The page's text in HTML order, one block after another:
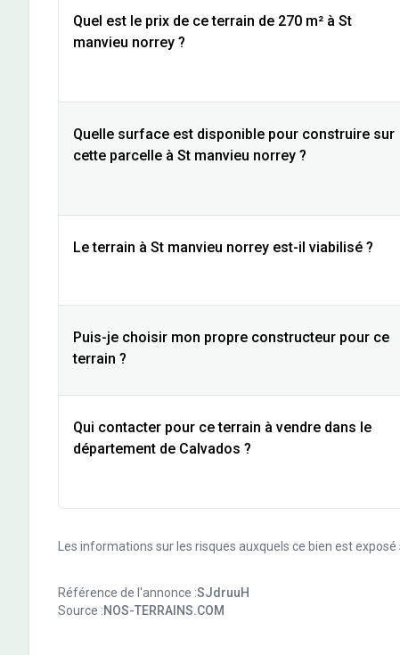
Quel est le prix de ce terrain de 270 m² à St
manvieu norrey ?
Quelle surface est disponible pour construire sur
cette parcelle à St manvieu norrey ?
Le terrain à St manvieu norrey est-il viabilisé ?
Puis-je choisir mon propre constructeur pour ce
terrain ?
Qui contacter pour ce terrain à vendre dans le
département de Calvados ?
Les informations sur les risques auxquels ce bien est
Référence de l'annonce :SJdruuH
Source :NOS-TERRAINS.COM